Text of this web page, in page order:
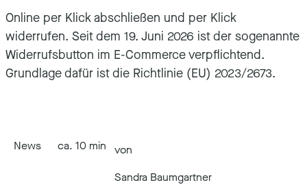
Online per Klick abschließen und per Klick
widerrufen. Seit dem 19. Juni 2026 ist der sogenannte
Widerrufsbutton im E-Commerce verpflichtend.
Grundlage dafür ist die Richtlinie (EU) 2023/2673.
News ca. 10 min
von
Sandra Baumgartner